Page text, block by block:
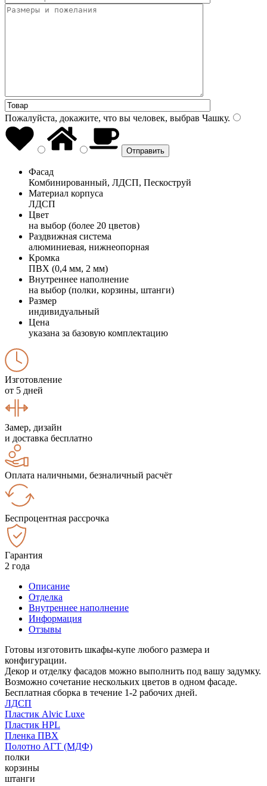
Пожалуйста, докажите, что вы человек, выбрав Чашку.
Фасад
Комбинированный, ЛДСП, Пескоструй
Материал корпуса
ЛДСП
Цвет
на выбор (более 20 цветов)
Раздвижная система
алюминиевая, нижнеопорная
Кромка
ПВХ (0,4 мм, 2 мм)
Внутреннее наполнение
на выбор (полки, корзины, штанги)
Размер
индивидуальный
Цена
указана за базовую комплектацию
Изготовление
от 5 дней
Замер, дизайн
и доставка бесплатно
Оплата наличными, безналичный расчёт
Беспроцентная рассрочка
Гарантия
2 года
Описание
Отделка
Внутреннее наполнение
Информация
Отзывы
Готовы изготовить шкафы-купе любого размера и
конфигурации.
Декор и отделку фасадов можно выполнить под вашу задумку.
Возможно сочетание нескольких цветов в одном фасаде.
Бесплатная сборка в течение 1-2 рабочих дней.
ЛДСП
Пластик Alvic Luxe
Пластик HPL
Пленка ПВХ
Полотно АГТ (МДФ)
полки
корзины
штанги